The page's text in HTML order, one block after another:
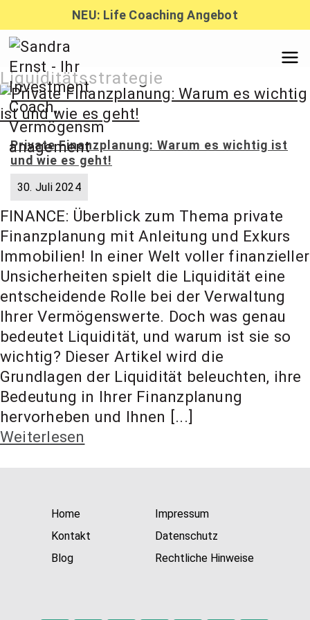
Inhalt
springen
NEU: Life Coaching Angebot
Sandra
Ernst –
Finanzber
atung,
Investmen
t Coach,
Anlageber
atung
Liquiditätsstrategie
Private Finanzplanung: Warum es wichtig ist
und wie es geht!
30. Juli 2024
FINANCE: Überblick zum Thema private
Finanzplanung mit Anleitung und Exkurs
Immobilien! In einer Welt voller finanzieller
Unsicherheiten spielt die Liquidität eine
entscheidende Rolle bei der Verwaltung
Ihrer Vermögenswerte. Doch was genau
bedeutet Liquidität, und warum ist sie so
wichtig? Dieser Artikel wird die
Grundlagen der Liquidität beleuchten, ihre
Bedeutung in Ihrer Finanzplanung
hervorheben und Ihnen [...]
Weiterlesen
Home
Kontakt
Blog
Impressum
Datenschutz
Rechtliche Hinweise